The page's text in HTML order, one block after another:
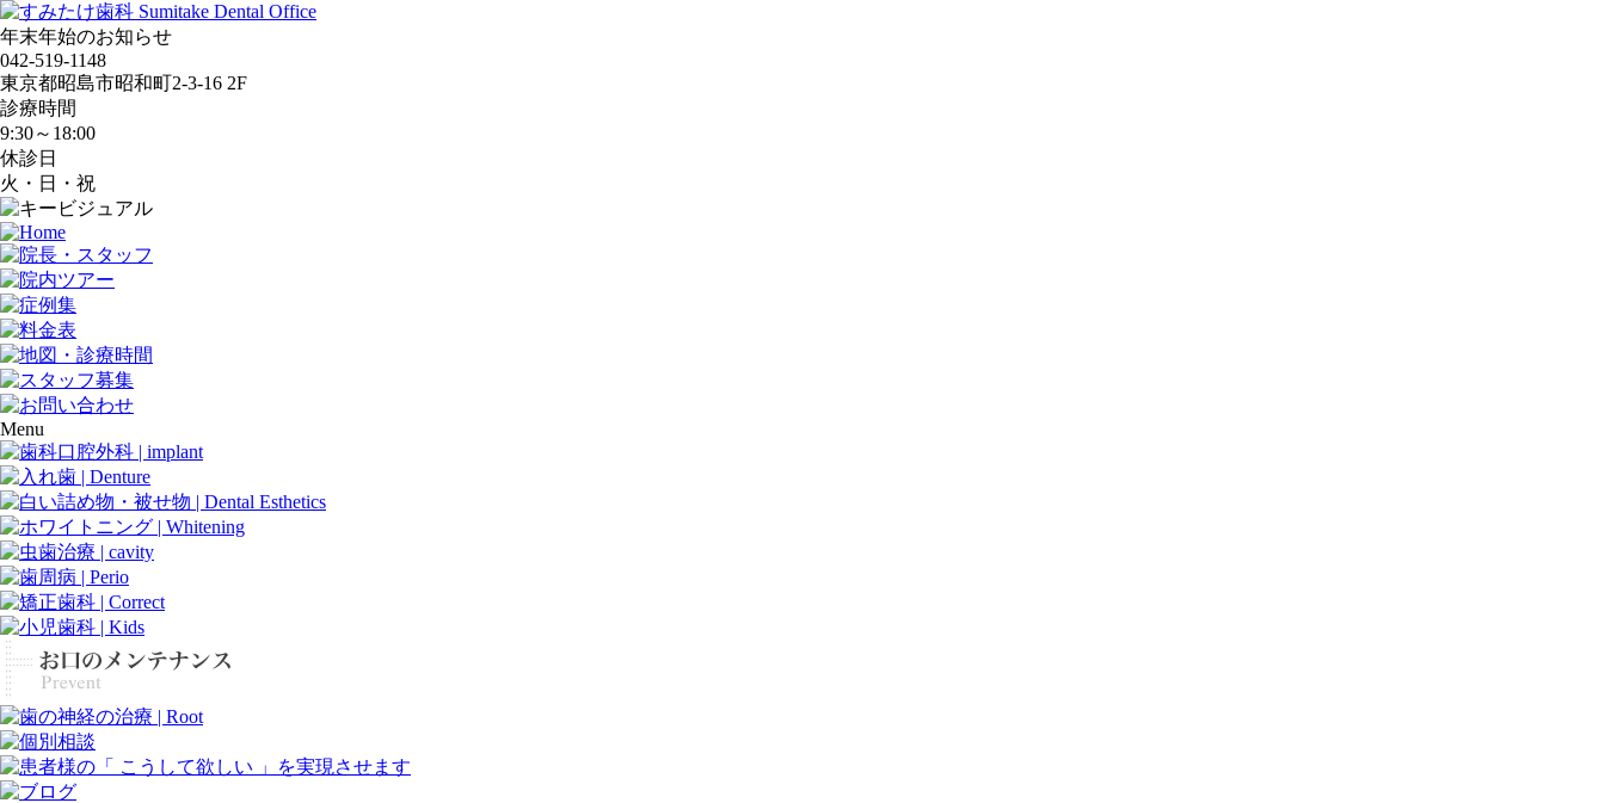
年末年始のお知らせ
042-519-1148
東京都昭島市昭和町2-3-16 2F
診療時間
9:30～18:00
休診日
火・日・祝
Menu